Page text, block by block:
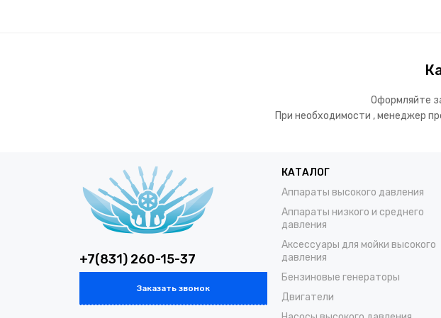
Оформляйте
При необходимости , менеджер
+7(831) 260-15-37
Заказать звонок
КАТАЛОГ
Аппараты высокого давления
Аппараты низкого и среднего
давления
Аксессуары для мойки высокого
давления
Бензиновые генераторы
Двигатели